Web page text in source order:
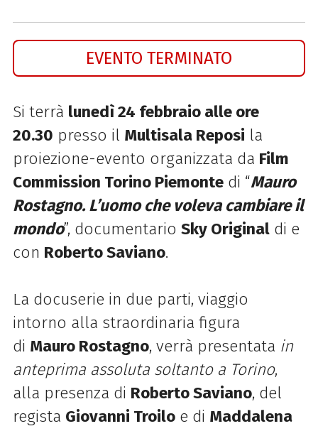
EVENTO TERMINATO
Si terrà lunedì 24 febbraio alle ore
20.30 presso il Multisala Reposi la
proiezione-evento organizzata da Film
Commission Torino Piemonte di “Mauro
Rostagno. L’uomo che voleva cambiare il
mondo”, documentario Sky Original di e
con Roberto Saviano.
La docuserie in due parti, viaggio
intorno alla straordinaria figura
di Mauro Rostagno, verrà presentata in
anteprima assoluta soltanto a Torino,
alla presenza di Roberto Saviano, del
regista Giovanni Troilo e di Maddalena